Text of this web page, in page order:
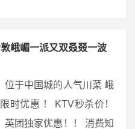
峨嵋一派又双叒叕一波
位于中国城的人气川菜 峨
时优惠 ！ KTV秒杀价！
英团独家优惠！！ 消费知